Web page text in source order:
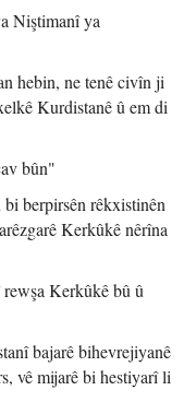
Niştimanî ya
hebin, ne tenê civîn ji
Kurdistanê û em di
bûn"
berpirsên rêkxistinên
Kerkûkê nêrîna
Kerkûkê bû û
bajarê bihevrejiyanê
vê mijarê bi hestiyarî li